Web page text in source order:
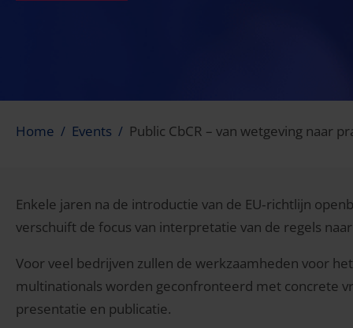
Home Events Public CbCR – van wetgeving naar
Enkele jaren na de introductie van de EU‑richtlijn
verschuift de focus van interpretatie van de regels
Voor veel bedrijven zullen de werkzaamheden voor
multinationals worden geconfronteerd met concrete
presentatie en publicatie.